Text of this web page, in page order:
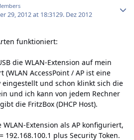
29, 2012 at 18:3129. Dez 2012
funktioniert:
die WLAN-Extension auf mein
(WLAN AccessPoint / AP ist eine
eingestellt und schon klinkt sich die
und ich kann von jedem Rechner
die FritzBox (DHCP Host).
Extension als AP konfiguriert,
192.168.100.1 plus Security Token.